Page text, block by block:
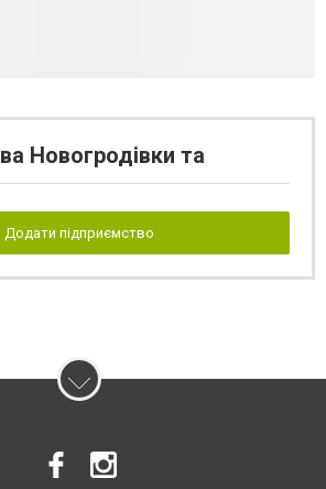
Новогродівки та
Додати підприємство